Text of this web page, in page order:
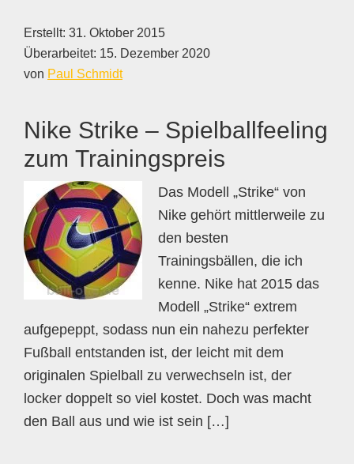
Erstellt: 31. Oktober 2015
Überarbeitet: 15. Dezember 2020
von Paul Schmidt
Nike Strike – Spielballfeeling
zum Trainingspreis
Das Modell „Strike“ von
Nike gehört mittlerweile zu
den besten
Trainingsbällen, die ich
kenne. Nike hat 2015 das
Modell „Strike“ extrem
aufgepeppt, sodass nun ein nahezu perfekter
Fußball entstanden ist, der leicht mit dem
originalen Spielball zu verwechseln ist, der
locker doppelt so viel kostet. Doch was macht
den Ball aus und wie ist sein […]